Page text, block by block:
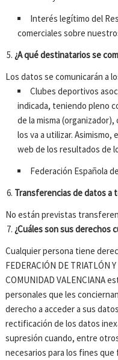
Interés legítimo del
comerciales sobre
¿A qué destinatarios se
Los datos se comunicarán a
Clubes deportivos
indicada, teniendo pleno
de la misma
los va a utilizar. Asimismo,
web de los resultados de
Federación Española
Transferencias de datos a
No están previstas
¿Cuáles son sus derechos
Cualquier persona tiene
FEDERACIÓN DE TRIATLÓN
COMUNIDAD VALENCIANA
personales que les
derecho a acceder a sus
rectificación de los datos
supresión cuando, entre
necesarios para los fines